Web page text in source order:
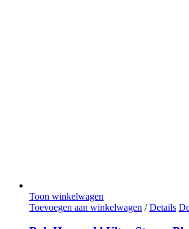
Toon winkelwagen
Toevoegen aan winkelwagen / Details